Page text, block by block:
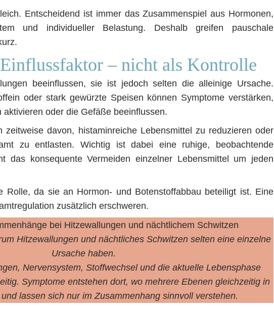
Entscheidend ist immer das Zusammenspiel aus Hormonen,
und individueller Belastung. Deshalb greifen pauschale
– nicht als Kontrolle
beeinflussen, sie ist jedoch selten die alleinige Ursache.
oder stark gewürzte Speisen können Symptome verstärken,
oder die Gefäße beeinflussen.
zeitweise davon, histaminreiche Lebensmittel zu reduzieren oder
zu entlasten. Wichtig ist dabei eine ruhige, beobachtende
das konsequente Vermeiden einzelner Lebensmittel um jeden
Rolle, da sie an Hormon- und Botenstoffabbau beteiligt ist. Eine
zusätzlich erschweren.
Hitzewallungen und nächtliches Schwitzen selten eine einzelne
Ursache haben.
Nervensystem, Stoffwechsel und die aktuelle Lebensphase
Symptome entstehen dort, wo mehrere Ebenen gleichzeitig in
lassen sich nur im Zusammenhang sinnvoll verstehen.